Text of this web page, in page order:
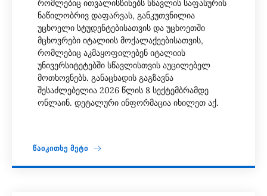
რომლებიც ითვალისწინებს სწავლის საფასურის
ნაწილობრივ დაფარვას, განკუთვნილია
უცხოელი სტუდენტებისათვის და უცხოეთში
მცხოვრები იტალიის მოქალაქეებისათვის,
რომლებიც აკმაყოფილებენ იტალიის
უნივერსიტეტებში სწავლისთვის აუცილებელ
მოთხოვნებს. განაცხადის გაგზავნა
შესაძლებელია 2026 წლის 8 სექტემბრამდე
ონლაინ. დეტალური ინფორმაცია იხილეთ აქ.
ᲬᲐᲘᲙᲘᲗᲮᲔ ᲛᲔᲢᲘ